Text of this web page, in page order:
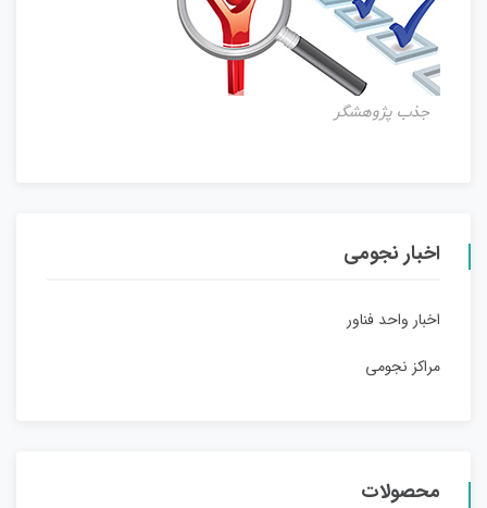
جذب پژوهشگر
اخبار نجومی
اخبار واحد فناور
مراکز نجومی
محصولات